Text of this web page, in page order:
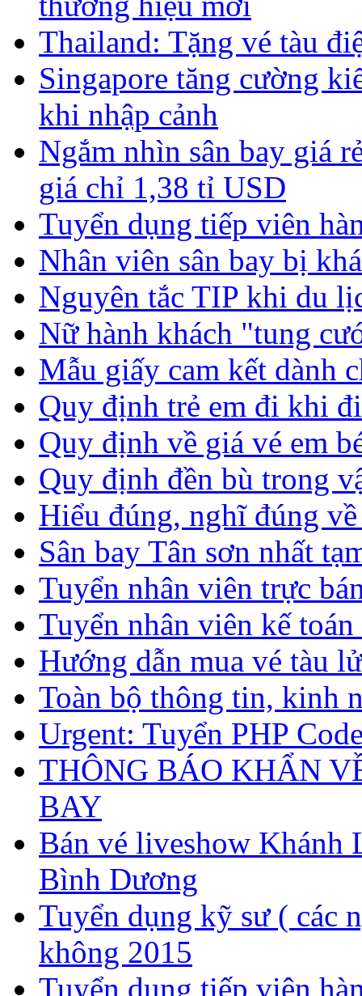
Thailand: Tặng vé tàu
Singapore tăng cường
khi nhập cảnh
Ngắm nhìn sân bay giá
giá chỉ 1,38 tỉ USD
Tuyển dụng tiếp viên
Nhân viên sân bay bị
Nguyên tắc TIP khi du
Nữ hành khách "tung
Mẫu giấy cam kết dành
Quy định trẻ em đi khi
Quy định về giá vé em
Quy định đền bù trong
Hiểu đúng, nghĩ đúng
Sân bay Tân sơn nhất
Tuyển nhân viên trực
Tuyển nhân viên kế
Hướng dẫn mua vé tàu
Toàn bộ thông tin, kinh
Urgent: Tuyển PHP
THÔNG BÁO KHẨN
BAY
Bán vé liveshow
Bình Dương
Tuyển dụng kỹ sư ( các
không 2015
Tuyển dụng tiếp viên